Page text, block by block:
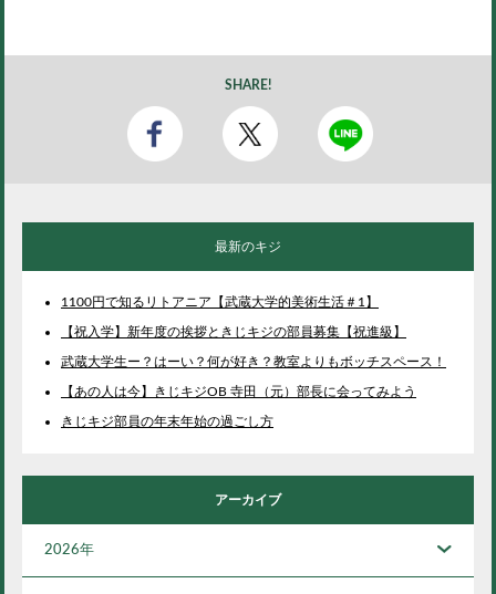
SHARE!
最新のキジ
1100円で知るリトアニア【武蔵大学的美術生活＃1】
【祝入学】新年度の挨拶ときじキジの部員募集【祝進級】
武蔵大学生ー？はーい？何が好き？教室よりもボッチスペース！
【あの人は今】きじキジOB 寺田（元）部長に会ってみよう
きじキジ部員の年末年始の過ごし方
アーカイブ
2026年